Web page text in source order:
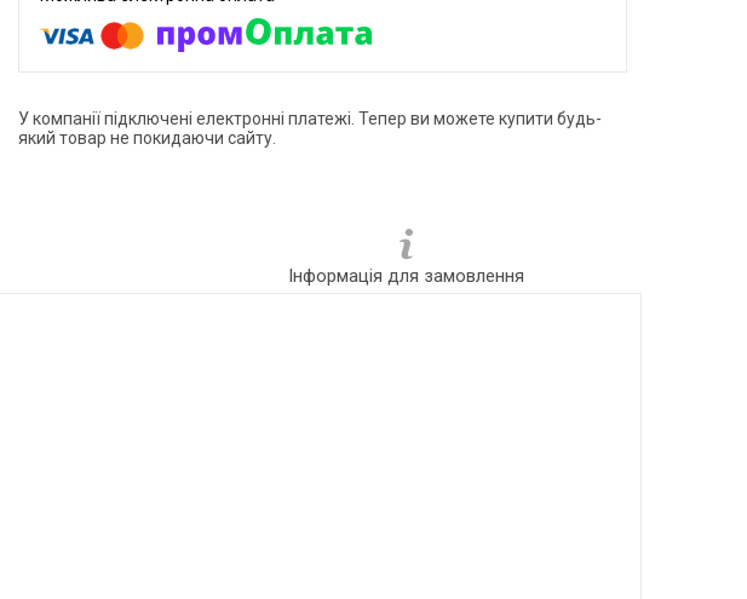
У компанії підключені електронні платежі. Тепер ви можете купити будь-
який товар не покидаючи сайту.
Інформація для замовлення